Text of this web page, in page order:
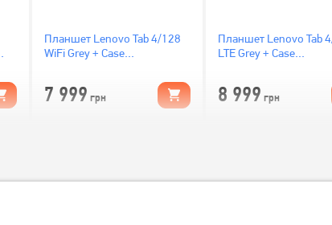
Планшет Lenovo Tab 4/128
WiFi Grey + Case
7 999 грн
Планшет Lenovo Tab
LTE Grey + Case
8 999 грн